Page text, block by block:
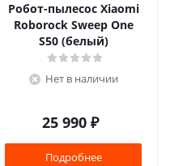
Робот-пылесос Xiaomi
Roborock Sweep One
S50 (белый)
Нет в наличии
25 990 ₽
Подробнее